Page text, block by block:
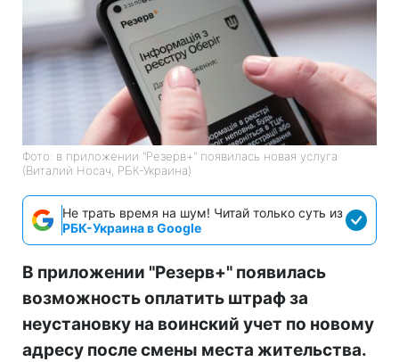
Фото: в приложении "Резерв+" появилась новая услуга
(Виталий Носач, РБК-Украина)
Не трать время на шум! Читай только суть из
РБК-Украина в Google
В приложении "Резерв+" появилась
возможность оплатить штраф за
неустановку на воинский учет по новому
адресу после смены места жительства.